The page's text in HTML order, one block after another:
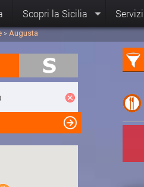
Scopri la Sicilia Servizi
> Augusta